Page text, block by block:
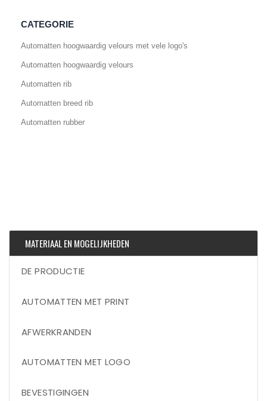
CATEGORIE
Automatten hoogwaardig velours met vele logo's
Automatten hoogwaardig velours
Automatten rib
Automatten breed rib
Automatten rubber
MATERIAAL EN MOGELIJKHEDEN
DE PRODUCTIE
AUTOMATTEN MET PRINT
AFWERKRANDEN
AUTOMATTEN MET LOGO
BEVESTIGINGEN